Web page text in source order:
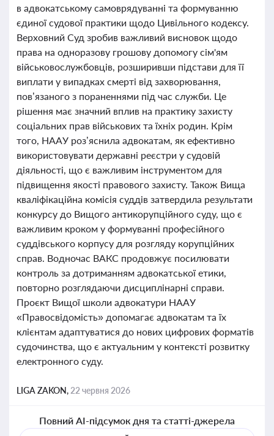
в адвокатському самоврядуванні та формуванню
єдиної судової практики щодо Цивільного кодексу.
Верховний Суд зробив важливий висновок щодо
права на одноразову грошову допомогу сім'ям
військовослужбовців, розширивши підстави для її
виплати у випадках смерті від захворювання,
пов’язаного з пораненнями під час служби. Це
рішення має значний вплив на практику захисту
соціальних прав військових та їхніх родин. Крім
того, НААУ роз’яснила адвокатам, як ефективно
використовувати державні реєстри у судовій
діяльності, що є важливим інструментом для
підвищення якості правового захисту. Також Вища
кваліфікаційна комісія суддів затвердила результати
конкурсу до Вищого антикорупційного суду, що є
важливим кроком у формуванні професійного
суддівського корпусу для розгляду корупційних
справ. Водночас ВАКС продовжує посилювати
контроль за дотриманням адвокатської етики,
повторно розглядаючи дисциплінарні справи.
Проєкт Вищої школи адвокатури НААУ
«Правосвідомість» допомагає адвокатам та їх
клієнтам адаптуватися до нових цифрових форматів
судочинства, що є актуальним у контексті розвитку
електронного суду.
LIGA ZAKON, 22 червня 2026
Повний AI-підсумок дня та статті-джерела